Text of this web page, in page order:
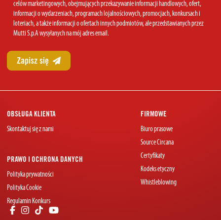
celów marketingowych, obejmujących przekazywanie informacji handlowych, ofert,
informacji o wydarzeniach, programach lojalnościowych, promocjach, konkursach i
loteriach, a także informacji o ofertach innych podmiotów, ale przedstawianych przez
Mutti S.p.A wysyłanych na mój adres email.
OBSŁUGA KLIENTA
Skontaktuj się z nami
FIRMOWE
Biuro prasowe
Source Circana
Certyfikaty
Kodeks etyczny
Whistleblowing
PRAWO I OCHRONA DANYCH
Polityka prywatności
Polityka Cookie
Regulamin Konkurs